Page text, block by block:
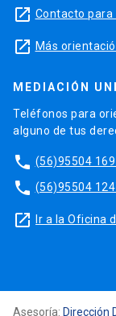
launch Contacto para
launch Más
MEDIACIÓN
Teléfonos para
alguno de tus
phone (56)95504
phone (56)95504
launch Ir a la Oficina
Asesoría: Dirección